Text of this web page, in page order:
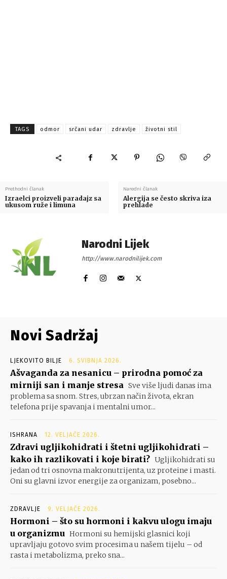
TAGS odmor srčani udar zdravlje životni stil
Prethodni članak
Izraelci proizveli paradajz sa
ukusom ruže i limuna
Naredni članak
Alergija se često skriva iza
prehlade
Narodni Lijek
http://www.narodnilijek.com
Novi Sadržaj
LJEKOVITO BILJE 6. SVIBNJA 2026.
Ašvaganda za nesanicu – prirodna pomoć za
mirniji san i manje stresa Sve više ljudi danas ima
problema sa snom. Stres, ubrzan način života, ekran
telefona prije spavanja i mentalni umor...
ISHRANA 12. VELJAČE 2026.
Zdravi ugljikohidrati i štetni ugljikohidrati –
kako ih razlikovati i koje birati? Ugljikohidrati su
jedan od tri osnovna makronutrijenta, uz proteine i masti.
Oni su glavni izvor energije za organizam, posebno...
ZDRAVLJE 9. VELJAČE 2026.
Hormoni – što su hormoni i kakvu ulogu imaju
u organizmu Hormoni su hemijski glasnici koji
upravljaju gotovo svim procesima u našem tijelu – od
rasta i metabolizma, preko sna...